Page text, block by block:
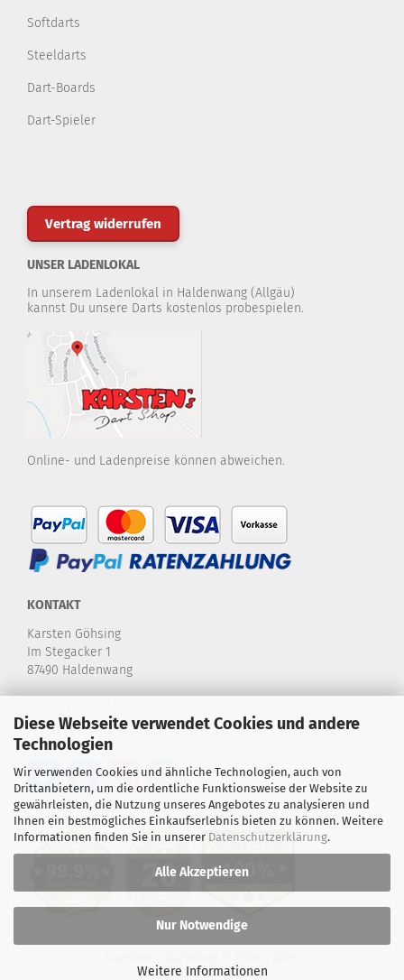
Diese Webseite verwendet Cookies und andere
Technologien
Wir verwenden Cookies und ähnliche Technologien, auch von
Drittanbietern, um die ordentliche Funktionsweise der Website zu
gewährleisten, die Nutzung unseres Angebotes zu analysieren und
Ihnen ein bestmögliches Einkaufserlebnis bieten zu können. Weitere
Informationen finden Sie in unserer Datenschutzerklärung.
Alle Akzeptieren
Nur Notwendige
Weitere Informationen
Softdarts
Steeldarts
Dart-Boards
Dart-Spieler
Vertrag widerrufen
UNSER LADENLOKAL
In unserem Ladenlokal in Haldenwang (Allgäu)
kannst Du unsere Darts kostenlos probespielen.
Online- und Ladenpreise können abweichen.
KONTAKT
Karsten Göhsing
Im Stegacker 1
87490 Haldenwang
E-Mail:info@karstensdartshop.de